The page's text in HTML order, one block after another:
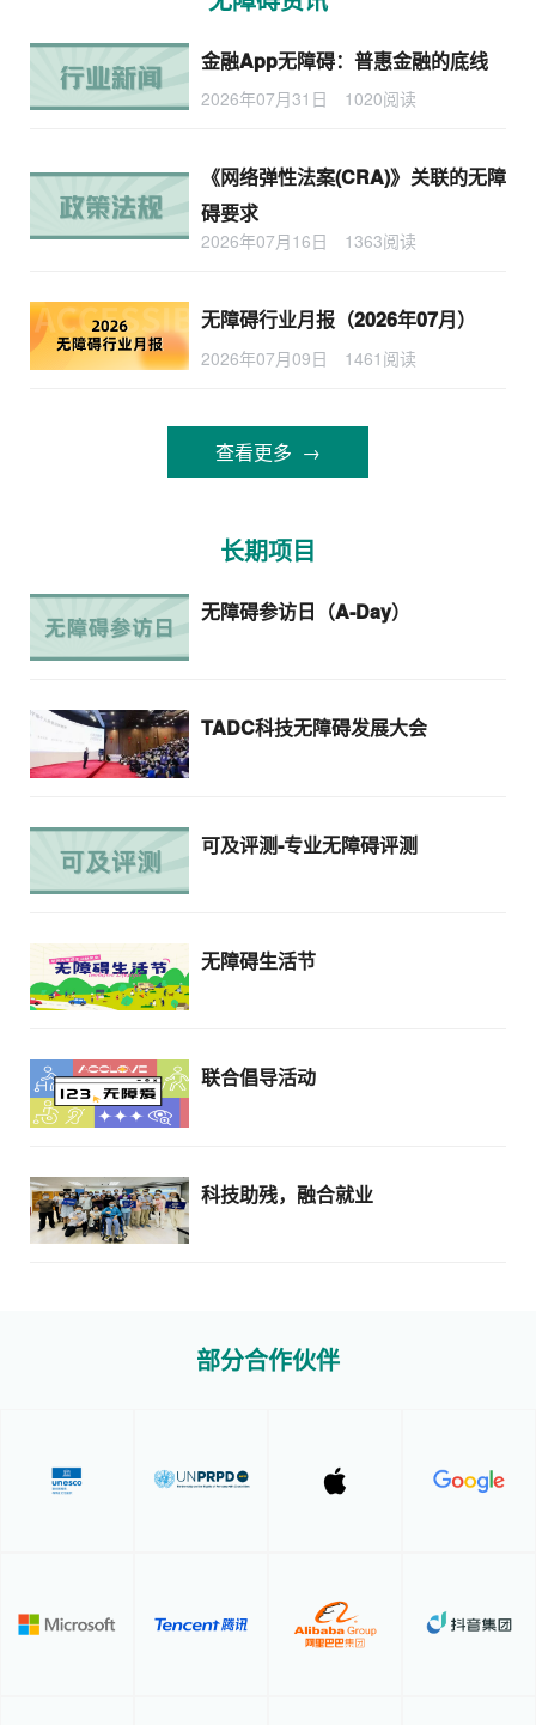
金融App无障碍：普惠金融的底线
2026年07月31日 1020阅读
《网络弹性法案(CRA)》关联的无障
碍要求
2026年07月16日 1363阅读
无障碍行业月报（2026年07月）
2026年07月09日 1461阅读
查看更多 →
长期项目
无障碍参访日（A-Day）
TADC科技无障碍发展大会
可及评测-专业无障碍评测
无障碍生活节
联合倡导活动
科技助残，融合就业
部分合作伙伴